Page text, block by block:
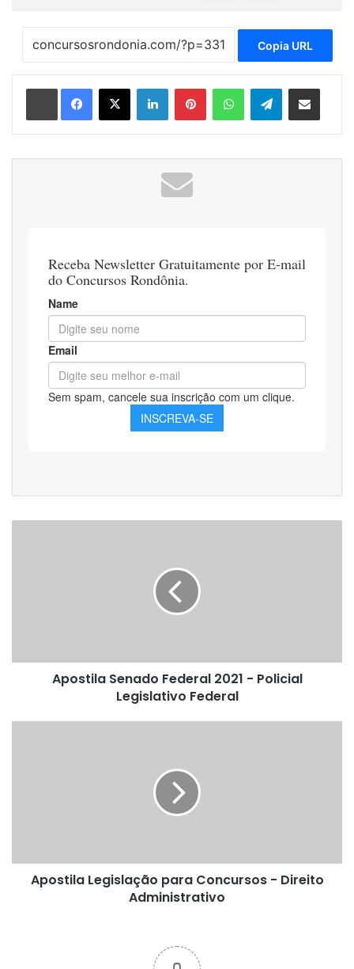
Copia URL
LinkedinPinterestWhatsAppTelegramCompartilhar via e-mail
Apostila Senado Federal 2021 - Policial
Legislativo Federal
Apostila Legislação para Concursos - Direito
Administrativo